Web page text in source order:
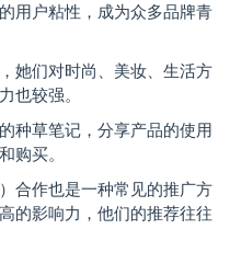
用户粘性，成为众多品牌青
她们对时尚、美妆、生活方
也较强。
种草笔记，分享产品的使用
购买。
合作也是一种常见的推广方
的影响力，他们的推荐往往